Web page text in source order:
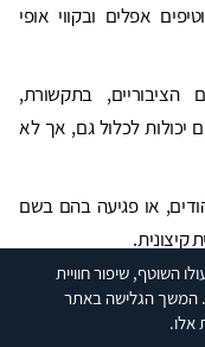
השוטף, שיפור חוויית
המשך הגלישה באתר
אלו.
אפלים ובקווי אופי
הציבוריים, בתקשורת,
יכולות לכלול גם, אך לא
או פגיעה בהם בשם
קיצונית.
מיהודים את אנושיותם,
או מייחסות להם